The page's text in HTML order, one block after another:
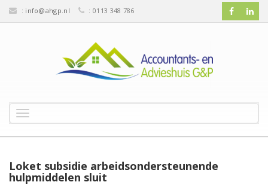
: info@ahgp.nl : 0113 348 786
o
g
l
Loket subsidie arbeidsondersteunende
hulpmiddelen sluit